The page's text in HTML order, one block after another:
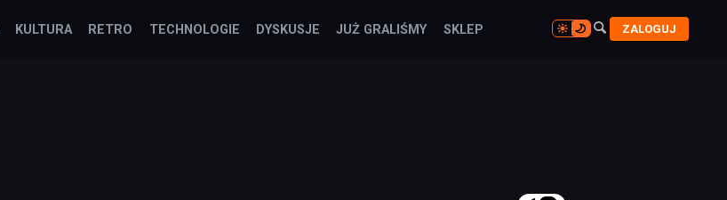
KULTURA RETRO TECHNOLOGIE DYSKUSJE JUŻ GRALIŚMY SKLEP 
 ZALOGUJ